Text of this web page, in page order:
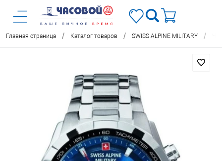
Главная страница / Каталог товаров / SWISS ALPINE MILITARY /